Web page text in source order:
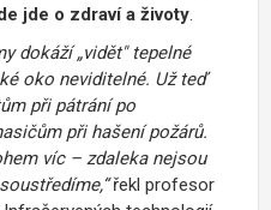
jde o zdraví a životy.
dokáží„vidět" tepelné
oko neviditelné. Už teď
při pátrání po
při hašení požárů.
víc – zdaleka nejsou
řekl profesor